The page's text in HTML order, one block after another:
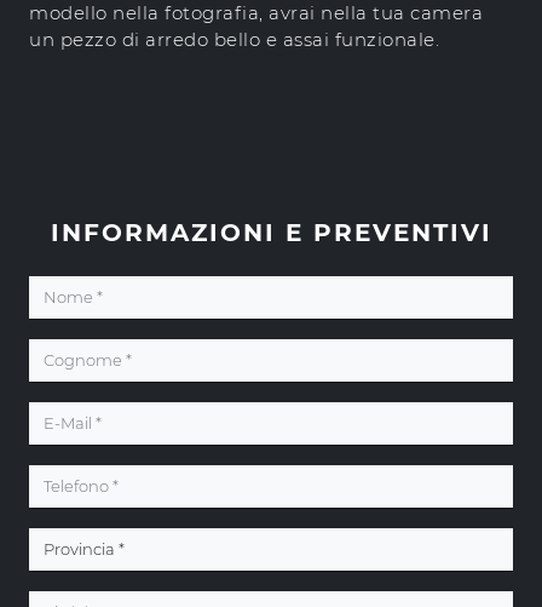
modello nella fotografia, avrai nella tua camera
un pezzo di arredo bello e assai funzionale.
INFORMAZIONI E PREVENTIVI